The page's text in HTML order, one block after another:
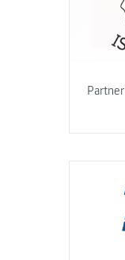
Partner